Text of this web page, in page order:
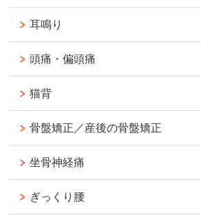
耳鳴り
頭痛・偏頭痛
猫背
骨盤矯正／産後の骨盤矯正
坐骨神経痛
ぎっくり腰